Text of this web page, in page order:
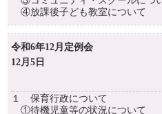
④放課後子ども教室について
令和6年12月定例会
12月5日
１ 保育行政について
①待機児童等の状況について